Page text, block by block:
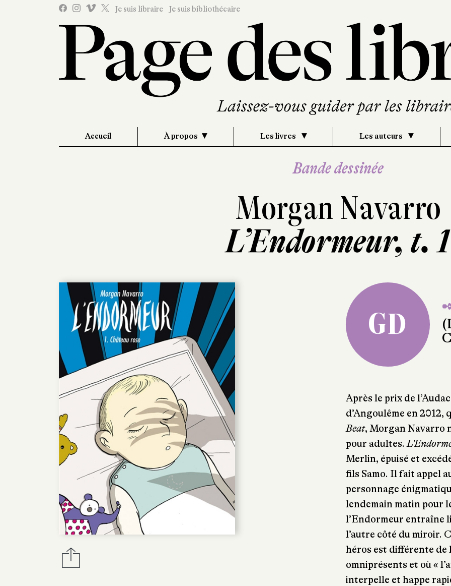
Je suis libraire Je suis bibliothécaire
Accueil À propos Les livres Les auteurs
Bande dessinée
Morgan Navarro
L’Endormeur, t. 1
GD
Après le prix de
d’Angoulême en
Beat, Morgan Navarro
pour adultes.
Merlin, épuisé et
fils Samo. Il fait appel
personnage
lendemain matin pour
l’Endormeur entraîne
l’autre côté du miroir.
héros est différente de
omniprésents et où «
interpelle et happe